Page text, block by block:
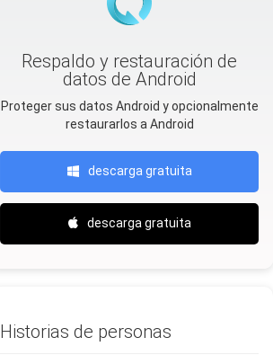
Respaldo y restauración de
datos de Android
Proteger sus datos Android y opcionalmente
restaurarlos a Android
descarga gratuita
descarga gratuita
Historias de personas